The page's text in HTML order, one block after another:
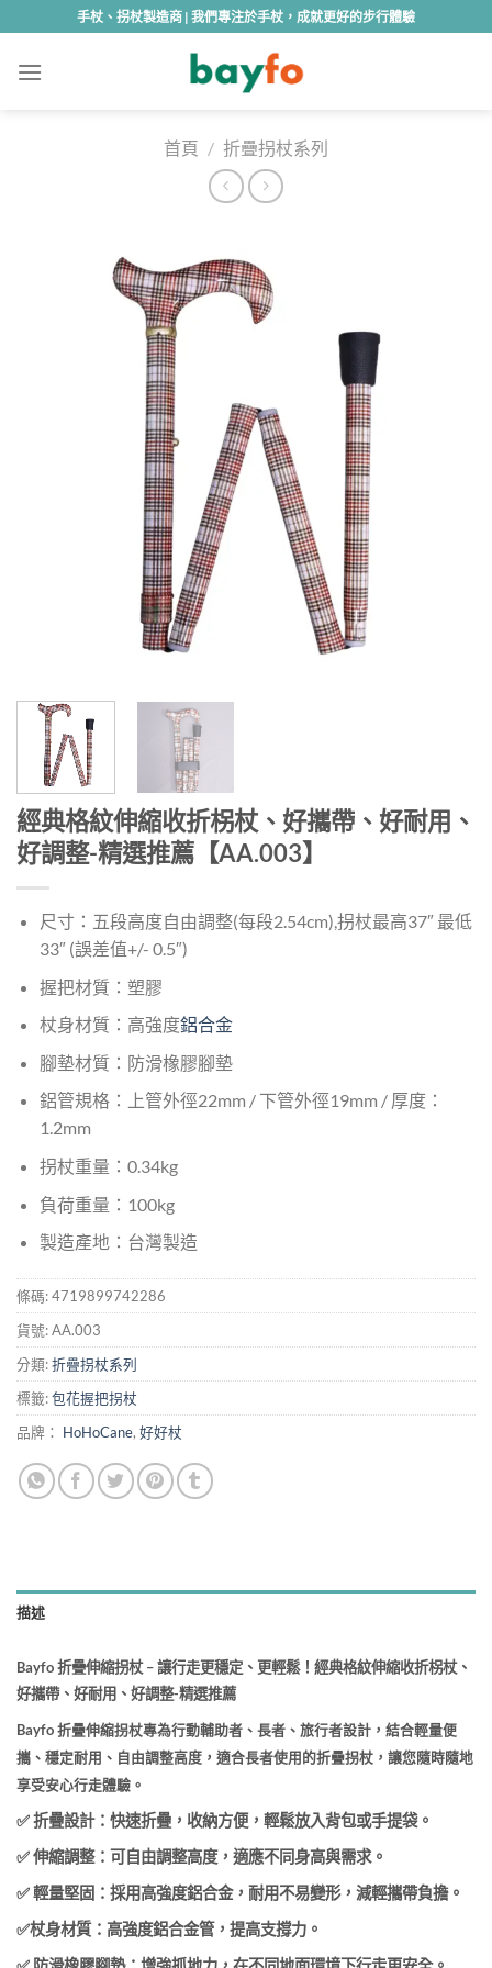
to
content
手杖、拐杖製造商 | 我們專注於手杖，成就更好的步行體驗
首頁 / 折疊拐杖系列
經典格紋伸縮收折柺杖、好攜帶、好耐用、
好調整-精選推薦【AA.003】
尺寸：五段高度自由調整(每段2.54cm),拐杖最高37″ 最低
33″ (誤差值+/- 0.5″)
握把材質：塑膠
杖身材質：高強度鋁合金
腳墊材質：防滑橡膠腳墊
鋁管規格：上管外徑22mm / 下管外徑19mm / 厚度：
1.2mm
拐杖重量：0.34kg
負荷重量：100kg
製造產地：台灣製造
條碼:4719899742286
貨號:AA.003
分類:折疊拐杖系列
標籤:包花握把拐杖
品牌： HoHoCane, 好好杖
描述
Bayfo 折疊伸縮拐杖 – 讓行走更穩定、更輕鬆！經典格紋伸縮收折柺杖、
好攜帶、好耐用、好調整-精選推薦
Bayfo 折疊伸縮拐杖專為行動輔助者、長者、旅行者設計，結合輕量便
攜、穩定耐用、自由調整高度，適合長者使用的折疊拐杖，讓您隨時隨地
享受安心行走體驗。
✅ 折疊設計：快速折疊，收納方便，輕鬆放入背包或手提袋。
✅ 伸縮調整：可自由調整高度，適應不同身高與需求。
✅ 輕量堅固：採用高強度鋁合金，耐用不易變形，減輕攜帶負擔。
✅杖身材質：高強度鋁合金管，提高支撐力。